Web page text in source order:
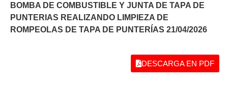
BOMBA DE COMBUSTIBLE Y JUNTA DE TAPA DE
PUNTERIAS REALIZANDO LIMPIEZA DE
ROMPEOLAS DE TAPA DE PUNTERÍAS 21/04/2026
DESCARGA EN PDF